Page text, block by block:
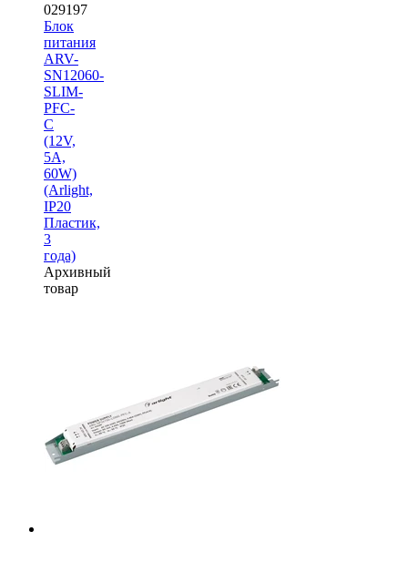
029197
Блок
питания
ARV-
SN12060-
SLIM-
PFC-
C
(12V,
5A,
60W)
(Arlight,
IP20
Пластик,
3
года)
Архивный
товар